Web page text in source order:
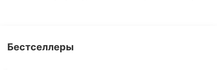
Бестселлеры